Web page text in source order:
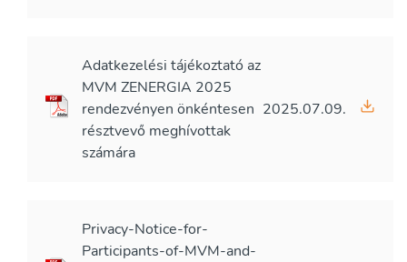
Adatkezelési tájékoztató az
MVM ZENERGIA 2025
rendezvényen önkéntesen
résztvevő meghívottak
számára
2025.07.09.
Privacy-Notice-for-
Participants-of-MVM-and-